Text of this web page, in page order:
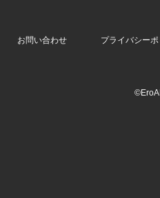
お問い合わせ プライバシー